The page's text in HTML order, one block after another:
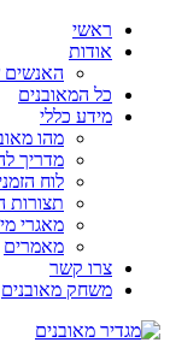
ראשי
אודות
האנשים
כל המאובנים
מידע כללי
מהו
מדריך
לוח
תצורות
מאגרי
מאמרים
צרו קשר
משחק מאובנים